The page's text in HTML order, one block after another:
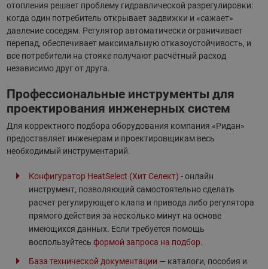
отопления решает проблему гидравлической разрегулировки:
когда один потребитель открывает задвижки и «сажает»
давление соседям. Регулятор автоматически ограничивает
перепад, обеспечивает максимальную отказоустойчивость, и
все потребители на стояке получают расчётный расход
независимо друг от друга.
Профессиональные инструменты для
проектирования инженерных систем
Для корректного подбора оборудования компания «Ридан»
предоставляет инженерам и проектировщикам весь
необходимый инструментарий.
Конфигуратор HeatSelect (Хит Селект) - онлайн
инструмент, позволяющий самостоятельно сделать
расчет регулирующего клапа и привода либо регулятора
прямого действия за несколько минут на основе
имеющихся данных. Если требуется помощь
воспользуйтесь формой запроса на подбор.
База технической документации — каталоги, пособия и